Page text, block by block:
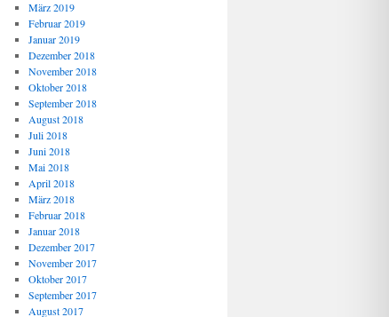
März 2019
Februar 2019
Januar 2019
Dezember 2018
November 2018
Oktober 2018
September 2018
August 2018
Juli 2018
Juni 2018
Mai 2018
April 2018
März 2018
Februar 2018
Januar 2018
Dezember 2017
November 2017
Oktober 2017
September 2017
August 2017